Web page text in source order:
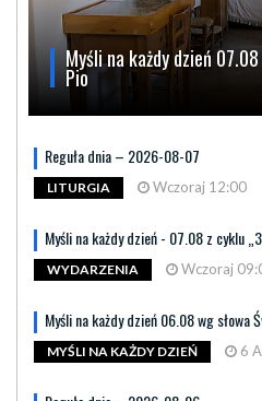
Myśli na każdy dzień
Pio
Reguła dnia – 2026-08-07
LITURGIA Wczoraj 12:00
Myśli na każdy dzień - 07.08 z cyklu
WYDARZENIA Wczoraj
Myśli na każdy dzień 06.08 wg słowa
MYŚLI NA KAŻDY DZIEŃ 6